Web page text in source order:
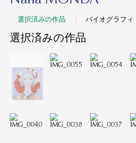
選択済みの作品 バイオグラフィ
選択済みの作品